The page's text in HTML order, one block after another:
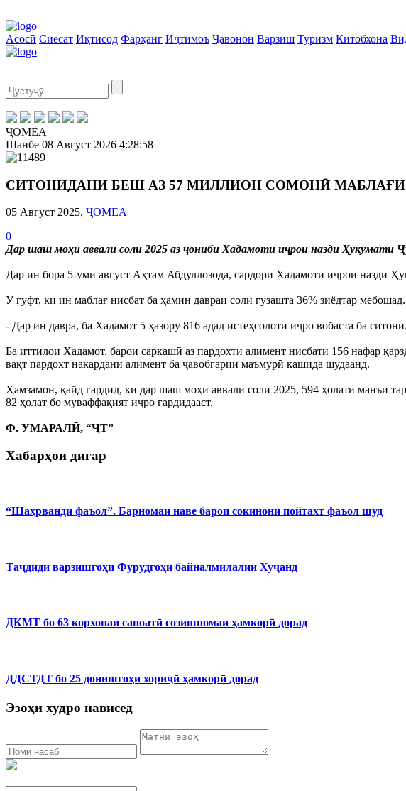
Асосӣ Сиёсат Иқтисод Фарҳанг Иҷтимоъ Ҷавонон Варзиш Туризм Китобхона
ҶОМЕА
Шанбе 08 Август 2026 4:28:59
СИТОНИДАНИ БЕШ АЗ 57 МИЛЛИОН СОМОНӢ
05 Август 2025, ҶОМЕА
0
Дар шаш моҳи аввали соли 2025 аз ҷониби Хадамоти иҷрои назди Ҳукумати
Дар ин бора 5-уми август Аҳтам Абдуллозода, сардори Хадамоти иҷрои назди
Ӯ гуфт, ки ин маблағ нисбат ба ҳамин давраи соли гузашта 36% зиёдтар мебошад.
- Дар ин давра, ба Хадамот 5 ҳазору 816 адад истеҳсолоти иҷро вобаста ба
Ба иттилои Хадамот, барои саркашӣ аз пардохти алимент нисбати 156 нафар
вақт пардохт накардани алимент ба ҷавобгарии маъмурӣ кашида шудаанд.
Ҳамзамон, қайд гардид, ки дар шаш моҳи аввали соли 2025, 594 ҳолати манъи
82 ҳолат бо муваффақият иҷро гардидааст.
Ф. УМАРАЛӢ, “ҶТ”
Хабарҳои дигар
“Шаҳрванди фаъол”. Барномаи наве барои сокинони пойтахт фаъол шуд
Таҷдиди варзишгоҳи Фурудгоҳи байналмилалии Хуҷанд
ДКМТ бо 63 корхонаи саноатӣ созишномаи ҳамкорӣ дорад
ДДСТДТ бо 25 донишгоҳи хориҷӣ ҳамкорӣ дорад
Эзоҳи худро нависед